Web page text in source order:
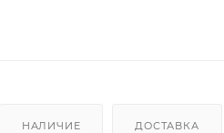
НАЛИЧИЕ ДОСТАВКА